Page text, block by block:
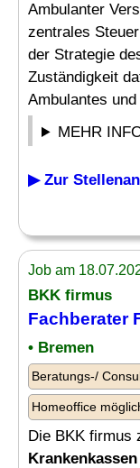
Ambulanter
zentrales
der Strategie
Zuständigkeit
Ambulantes
MEHR
▶ Zur
Job am
BKK firmus
Fachberater
• Bremen
Beratungs-/
Homeoffice
Die BKK firmus
Krankenkassen